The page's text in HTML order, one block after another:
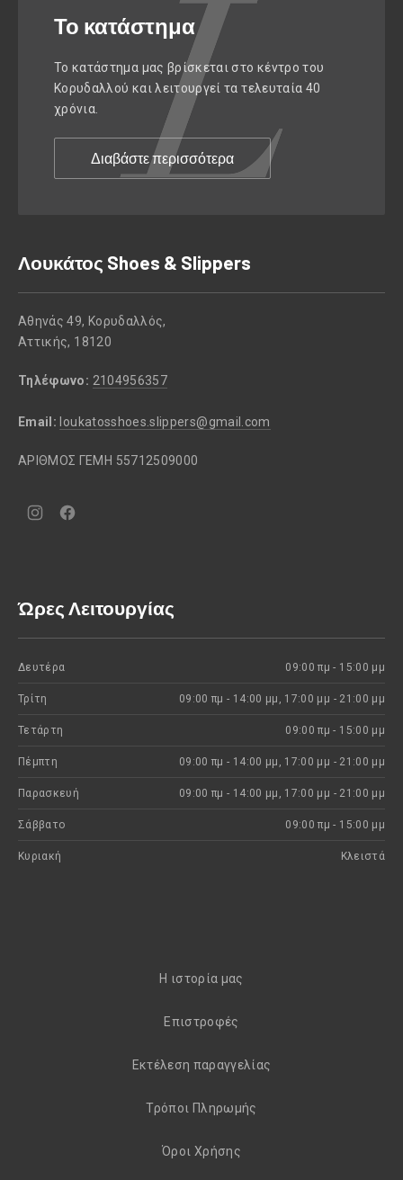
Το κατάστημα
Το κατάστημα μας βρίσκεται στο κέντρο του
Κορυδαλλού και λειτουργεί τα τελευταία 40
χρόνια.
Διαβάστε περισσότερα
Λουκάτος Shoes & Slippers
Αθηνάς 49, Κορυδαλλός,
Αττικής, 18120
Τηλέφωνο: 2104956357
Email: loukatosshoes.slippers@gmail.com
ΑΡΙΘΜΟΣ ΓΕΜΗ 55712509000
Νέο
Νέο
Ώρες Λειτουργίας
Δευτέρα 09:00 πμ - 15:00 μμ
Τρίτη 09:00 πμ - 14:00 μμ, 17:00 μμ - 21:00 μμ
Τετάρτη 09:00 πμ - 15:00 μμ
Πέμπτη 09:00 πμ - 14:00 μμ, 17:00 μμ - 21:00 μμ
Παρασκευή 09:00 πμ - 14:00 μμ, 17:00 μμ - 21:00 μμ
Σάββατο 09:00 πμ - 15:00 μμ
Κυριακή Kλειστά
H ιστορία μας
Eπιστροφές
Εκτέλεση παραγγελίας
Τρόποι Πληρωμής
Όροι Χρήσης